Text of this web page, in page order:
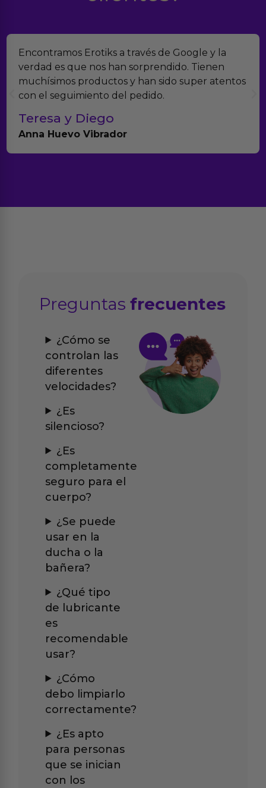
Encontramos Erotiks a través de Google y la
verdad es que nos han sorprendido. Tienen
muchísimos productos y han sido super atentos
con el seguimiento del pedido.
Teresa y Diego
Anna Huevo Vibrador
Preguntasfrecuentes
¿Cómo se
controlan las
diferentes
velocidades?
¿Es
silencioso?
¿Es
completamente
seguro para el
cuerpo?
¿Se puede
usar en la
ducha o la
bañera?
¿Qué tipo
de lubricante
es
recomendable
usar?
¿Cómo
debo limpiarlo
correctamente?
¿Es apto
para personas
que se inician
con los